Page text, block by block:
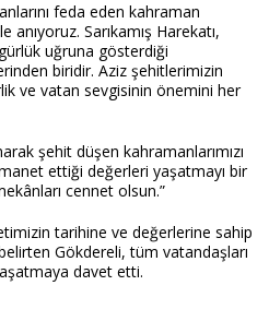
feda eden kahraman
anıyoruz. Sarıkamış Harekatı,
uğruna gösterdiği
biridir. Aziz şehitlerimizin
ve vatan sevgisinin önemini her
şehit düşen kahramanlarımızı
ettiği değerleri yaşatmayı bir
cennet olsun.”
tarihine ve değerlerine sahip
Gökdereli, tüm vatandaşları
davet etti.